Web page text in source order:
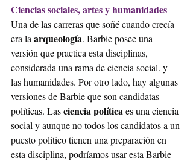
Ciencias sociales, artes y humanidades
Una de las carreras que soñé cuando crecía
era la arqueología. Barbie posee una
versión que practica esta disciplinas,
considerada una rama de ciencia social. y
las humanidades. Por otro lado, hay algunas
versiones de Barbie que son candidatas
políticas. Las ciencia política es una ciencia
social y aunque no todos los candidatos a un
puesto político tienen una preparación en
esta disciplina, podríamos usar esta Barbie